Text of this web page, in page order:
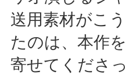
送用素材がこ
たのは、本作
寄せてくださ